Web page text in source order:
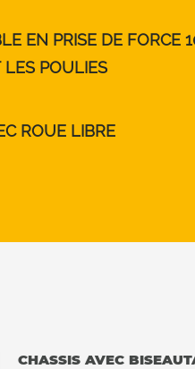
EN PRISE DE FORCE
LES POULIES
ROUE LIBRE
CHASSIS AVEC